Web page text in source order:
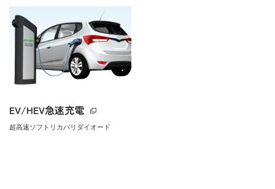
EV/HEV急速充電
超高速ソフトリカバリダイオード